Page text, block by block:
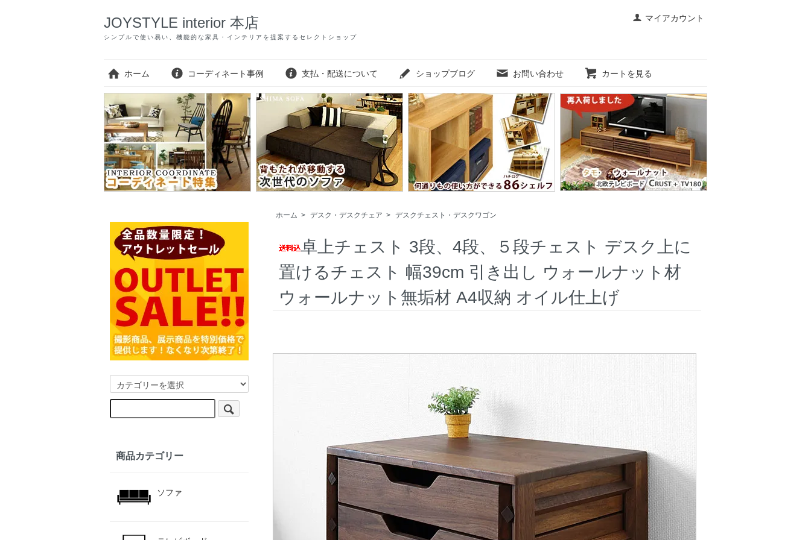
マイアカウント
JOYSTYLE interior 本店
シンプルで使い易い、機能的な家具・インテリアを提案するセレクトショップ
ホーム コーディネート事例 支払・配送について ショップブログ お問い合わせ カートを見る
ホーム > デスク・デスクチェア > デスクチェスト・デスクワゴン
卓上チェスト 3段、4段、５段チェスト デスク上に
置けるチェスト 幅39cm 引き出し ウォールナット材
ウォールナット無垢材 A4収納 オイル仕上げ
商品カテゴリー
ソファ